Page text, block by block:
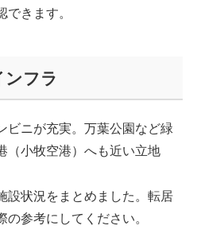
きます。
ンフラ
ビニが充実。万葉公園など緑
（小牧空港）へも近い立地
設状況をまとめました。転居
参考にしてください。